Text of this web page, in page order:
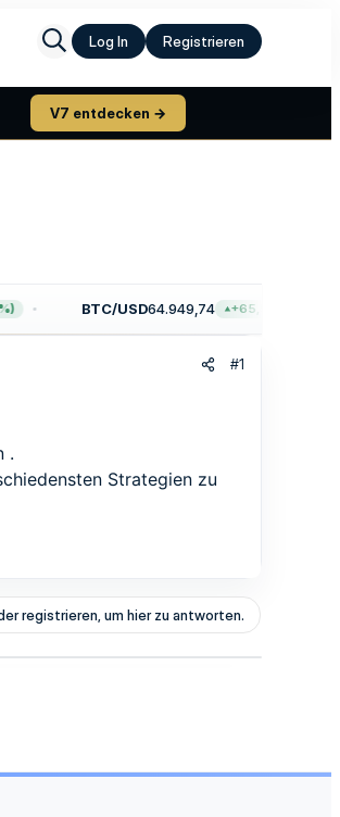
Log In Registrieren
V7 entdecken →
BTC/USD64.949,74 +65,58 (+0,10 %)
#1
.
Strategien zu
registrieren, um hier zu antworten.